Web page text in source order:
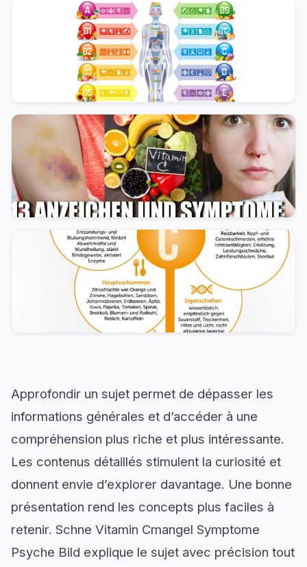
Approfondir un sujet permet de dépasser les
informations générales et d’accéder à une
compréhension plus riche et plus intéressante.
Les contenus détaillés stimulent la curiosité et
donnent envie d’explorer davantage. Une bonne
présentation rend les concepts plus faciles à
retenir. Schne Vitamin Cmangel Symptome
Psyche Bild explique le sujet avec précision tout